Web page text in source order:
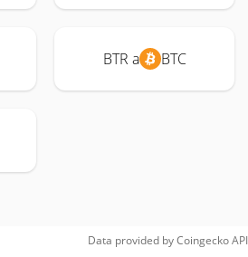
BTR a BTC
Data provided byCoingeckoAPI